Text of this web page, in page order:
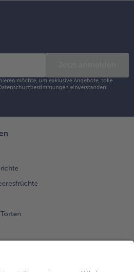
möchte, um exklusive Angebote, tolle
einverstanden.